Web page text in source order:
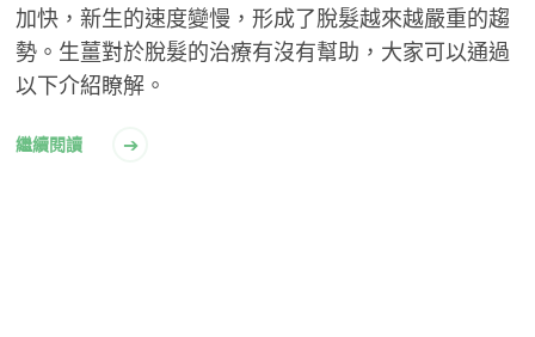
加快，新生的速度變慢，形成了脫髮越來越嚴重的趨
勢。生薑對於脫髮的治療有沒有幫助，大家可以通過
以下介紹瞭解。
繼續閱讀